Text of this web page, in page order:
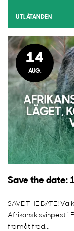
UTLÅTANDEN
14
AUG.
Save the date:
SAVE THE DATE!
Afrikansk svinpest i
framåt fred...